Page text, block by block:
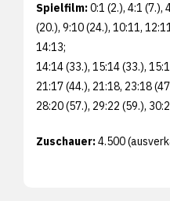
Spielfilm:0:1 (2.), 4:1 (7.),
(20.), 9:10 (24.), 10:11,
14:13;
14:14 (33.), 15:14 (33.),
21:17 (44.), 21:18, 23:18
28:20 (57.), 29:22 (59.),
Zuschauer:4.500